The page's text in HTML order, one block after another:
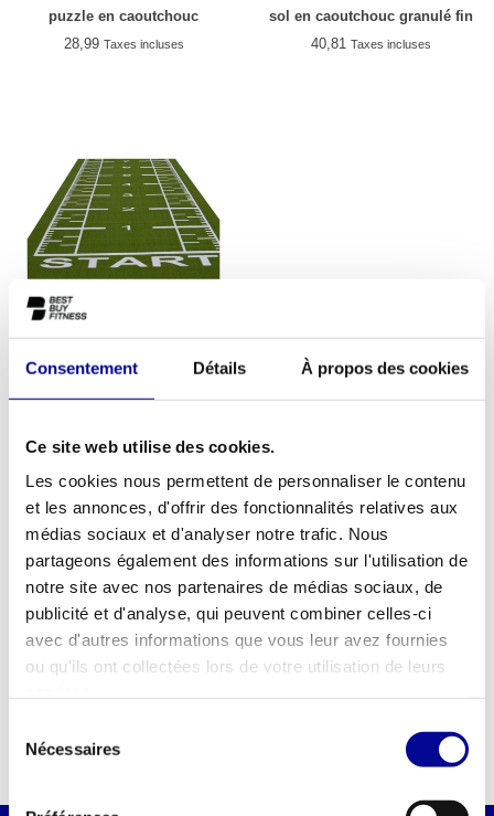
Consentement Détails À propos des cookies
Ce site web utilise des cookies.
Les cookies nous permettent de personnaliser le contenu
et les annonces, d'offrir des fonctionnalités relatives aux
médias sociaux et d'analyser notre trafic. Nous
partageons également des informations sur l'utilisation de
notre site avec nos partenaires de médias sociaux, de
publicité et d'analyse, qui peuvent combiner celles-ci
avec d'autres informations que vous leur avez fournies
ou qu'ils ont collectées lors de votre utilisation de leurs
Nécessaires
puzzle en caoutchouc
28,99 Taxes incluses
sol en caoutchouc granulé fin
40,81 Taxes incluses
Athletic Performance
Sols de fitness
Des revêtements de sol de fitness de qualité constituent la base
de tout espace d'entraînement professionnel et protègent votre
surface contre les dommages. Que vous aménagiez une salle de
sport complète ou que vous souhaitiez vous entraîner à la maison
avec des
et des appareils de fitness, un bon revêtement de
sol sportif est essentiel pour la sécurité et le confort. Chez
une isolation phonique. Les dalles de sol en caoutchouc
absorbent les chocs et réduisent le bruit, ce qui est idéal lorsque